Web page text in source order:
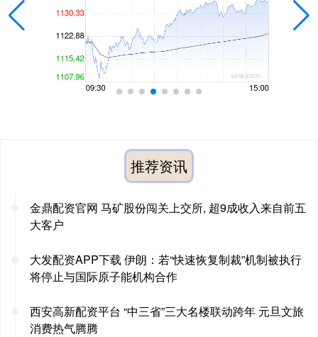
推荐资讯
金鼎配资官网 马矿股份闯关上交所, 超9成收入来自前五
大客户
大发配资APP下载 伊朗：若“快速恢复制裁”机制被执行
将停止与国际原子能机构合作
西安高新配资平台 “中三省”三大名楼联动跨年 元旦文旅
消费热气腾腾